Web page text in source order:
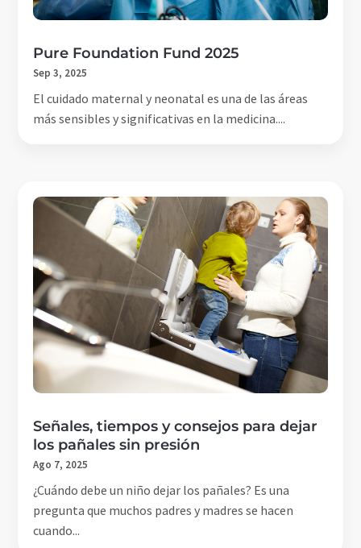
Pure Foundation Fund 2025
Sep 3, 2025
El cuidado maternal y neonatal es una de las áreas
más sensibles y significativas en la medicina....
Señales, tiempos y consejos para dejar
los pañales sin presión
Ago 7, 2025
¿Cuándo debe un niño dejar los pañales? Es una
pregunta que muchos padres y madres se hacen
cuando...